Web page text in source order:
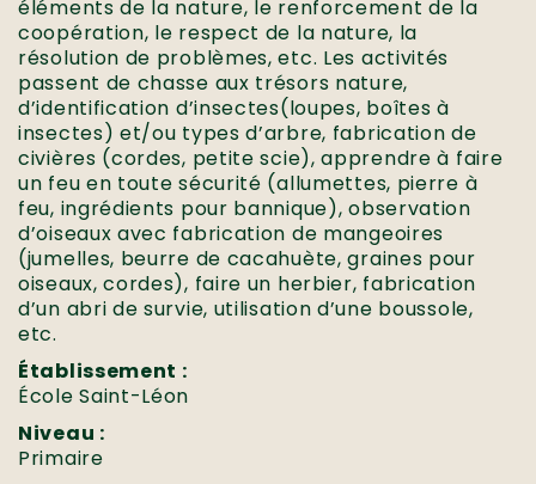
éléments de la nature, le renforcement de la
coopération, le respect de la nature, la
résolution de problèmes, etc. Les activités
passent de chasse aux trésors nature,
d’identification d’insectes(loupes, boîtes à
insectes) et/ou types d’arbre, fabrication de
civières (cordes, petite scie), apprendre à faire
un feu en toute sécurité (allumettes, pierre à
feu, ingrédients pour bannique), observation
d’oiseaux avec fabrication de mangeoires
(jumelles, beurre de cacahuète, graines pour
oiseaux, cordes), faire un herbier, fabrication
d’un abri de survie, utilisation d’une boussole,
etc.
Établissement :
École Saint-Léon
Niveau :
Primaire